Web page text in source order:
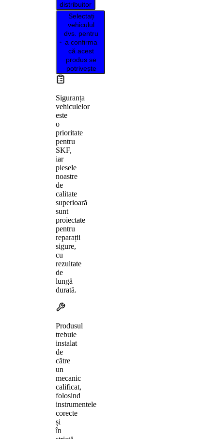
distribuitor
Selectați
vehiculul
dvs. pentru
a confirma
că acest
produs se
potrivește
Siguranța
vehiculelor
este
o
prioritate
pentru
SKF,
iar
piesele
noastre
de
calitate
superioară
sunt
proiectate
pentru
reparații
sigure,
cu
rezultate
de
lungă
durată.
Produsul
trebuie
instalat
de
către
un
mecanic
calificat,
folosind
instrumentele
corecte
și
în